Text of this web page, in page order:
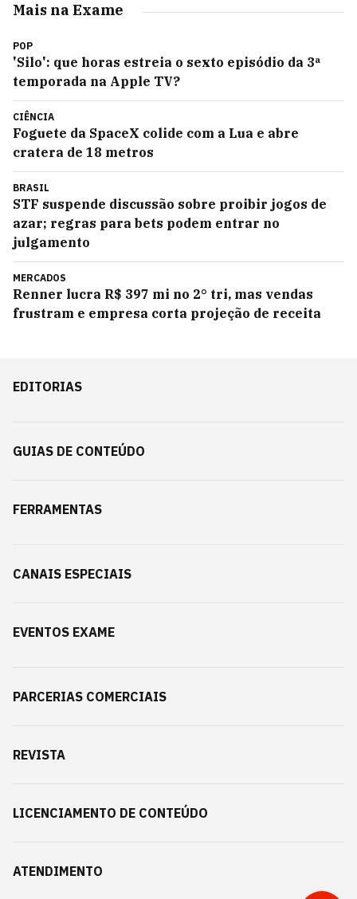
Mais na Exame
POP
'Silo': que horas estreia o sexto episódio da 3ª
temporada na Apple TV?
CIÊNCIA
Foguete da SpaceX colide com a Lua e abre
cratera de 18 metros
BRASIL
STF suspende discussão sobre proibir jogos de
azar; regras para bets podem entrar no
julgamento
MERCADOS
Renner lucra R$ 397 mi no 2° tri, mas vendas
frustram e empresa corta projeção de receita
EDITORIAS
GUIAS DE CONTEÚDO
FERRAMENTAS
CANAIS ESPECIAIS
EVENTOS EXAME
PARCERIAS COMERCIAIS
REVISTA
LICENCIAMENTO DE CONTEÚDO
ATENDIMENTO